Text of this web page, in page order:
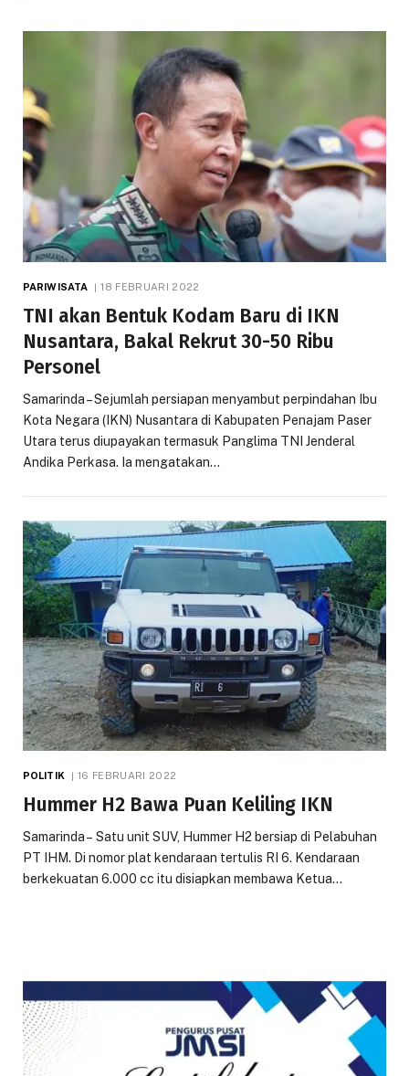
PARIWISATA 18 FEBRUARI 2022
TNI akan Bentuk Kodam Baru di IKN
Nusantara, Bakal Rekrut 30-50 Ribu
Personel
Samarinda – Sejumlah persiapan menyambut perpindahan Ibu
Kota Negara (IKN) Nusantara di Kabupaten Penajam Paser
Utara terus diupayakan termasuk Panglima TNI Jenderal
Andika Perkasa. Ia mengatakan…
POLITIK 16 FEBRUARI 2022
Hummer H2 Bawa Puan Keliling IKN
Samarinda – Satu unit SUV, Hummer H2 bersiap di Pelabuhan
PT IHM. Di nomor plat kendaraan tertulis RI 6. Kendaraan
berkekuatan 6.000 cc itu disiapkan membawa Ketua…